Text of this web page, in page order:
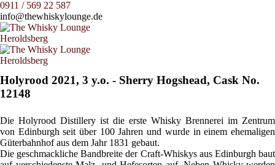
0911 / 569 22 587
info@thewhiskylounge.de
Holyrood 2021, 3 y.o. - Sherry Hogshead, Cask No.
12148
Die Holyrood Distillery ist die erste Whisky Brennerei im Zentrum
von Edinburgh seit über 100 Jahren und wurde in einem ehemaligen
Güterbahnhof aus dem Jahr 1831 gebaut.
Die geschmackliche Bandbreite der Craft-Whiskys aus Edinburgh baut